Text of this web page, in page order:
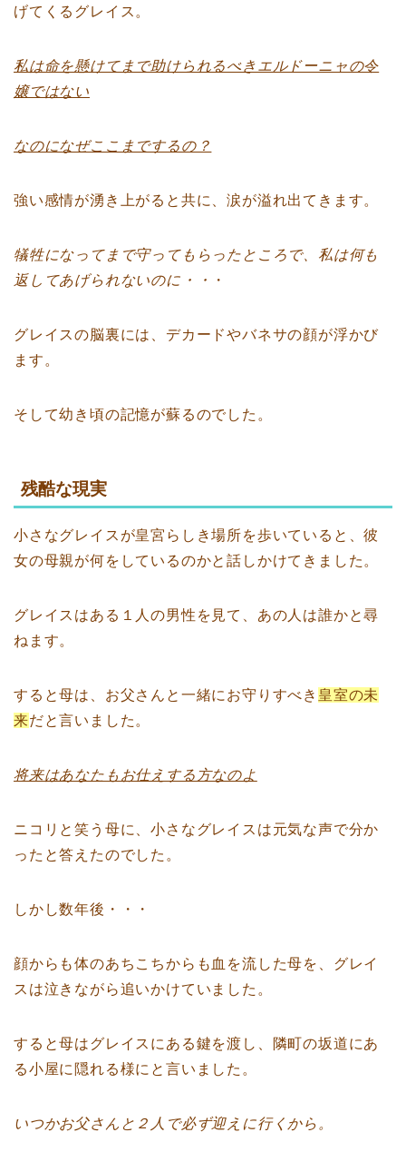
げてくるグレイス。
私は命を懸けてまで助けられるべきエルドーニャの令
嬢ではない
なのになぜここまでするの？
強い感情が湧き上がると共に、涙が溢れ出てきます。
犠牲になってまで守ってもらったところで、私は何も
返してあげられないのに・・
・
グレイスの脳裏には、デカードやバネサの顔が浮かび
ます。
そして幼き頃の記憶が蘇るのでした。
残酷な現実
小さなグレイスが皇宮らしき場所を歩いていると、彼
女の母親が何をしているのかと話しかけてきました。
グレイスはある１人の男性を見て、あの人は誰かと尋
ねます。
すると母は、お父さんと一緒にお守りすべき 皇室の未
来だと言いました。
将来はあなたもお仕えする方なのよ
ニコリと笑う母に、小さなグレイスは元気な声で分か
ったと答えたのでした。
しかし数年後・・・
顔からも体のあちこちからも血を流した母を、グレイ
スは泣きながら追いかけていました。
すると母はグレイスにある鍵を渡し、隣町の坂道にあ
る小屋に隠れる様にと言いました。
いつかお父さんと２人で必ず迎えに行くから。